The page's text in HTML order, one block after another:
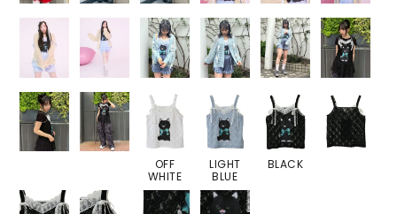
OFF
WHITE
LIGHT
BLUE
BLACK